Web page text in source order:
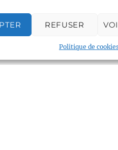
REFUSER
Politique de
Croisières gay
Voile légère
Voile sportive
Calendrier